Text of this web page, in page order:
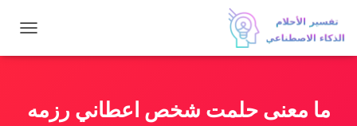
ب
اما معنى حلمت شخص اعطاني رزمه